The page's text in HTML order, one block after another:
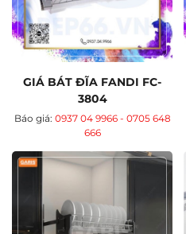
GIÁ BÁT ĐĨA FANDI FC-
3804
Báo giá: 0937 04 9966 - 0705 648
666